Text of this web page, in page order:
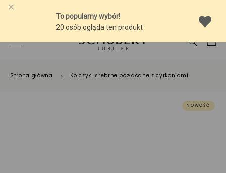
Strona główna Kolczyki srebrne pozłacane z cyrkoniami
NOWOŚĆ